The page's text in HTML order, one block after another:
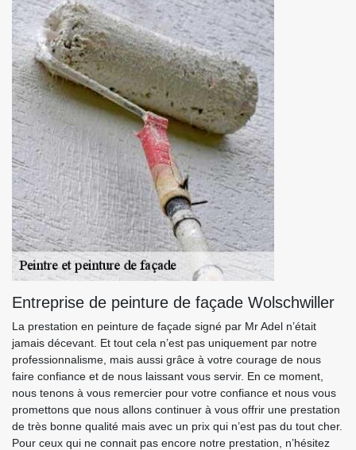
Entreprise de peinture de façade Wolschwiller
La prestation en peinture de façade signé par Mr Adel n’était
jamais décevant. Et tout cela n’est pas uniquement par notre
professionnalisme, mais aussi grâce à votre courage de nous
faire confiance et de nous laissant vous servir. En ce moment,
nous tenons à vous remercier pour votre confiance et nous vous
promettons que nous allons continuer à vous offrir une prestation
de très bonne qualité mais avec un prix qui n’est pas du tout cher.
Pour ceux qui ne connait pas encore notre prestation, n’hésitez